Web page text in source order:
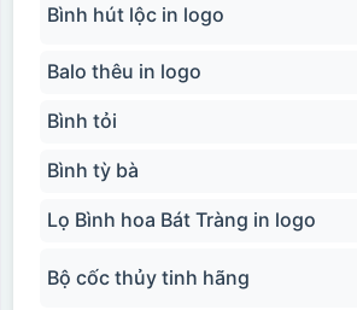
Bình hút lộc in logo
Balo thêu in logo
Bình tỏi
Bình tỳ bà
Lọ Bình hoa Bát Tràng in logo
Bộ cốc thủy tinh hãng